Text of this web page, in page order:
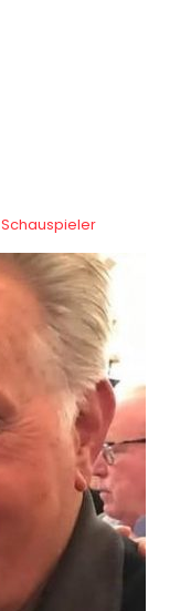
Schauspieler